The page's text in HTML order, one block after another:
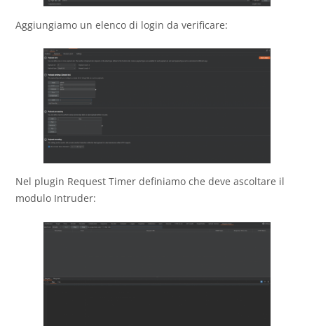
Aggiungiamo un elenco di login da verificare:
Nel plugin Request Timer definiamo che deve ascoltare il
modulo Intruder: